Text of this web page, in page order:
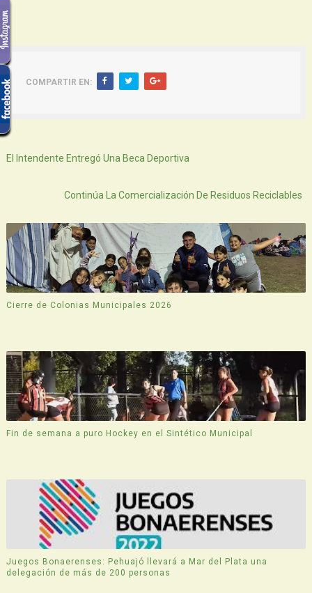
COMPARTIR EN:
Siguiente
El Intendente Entregó Una Beca Deportiva
Continúa La Comercialización De Residuos Reciclables
Cierre de Colonias Municipales 2026
Fin de semana a puro Hockey en el Sintético Municipal
Juegos Bonaerenses: Pehuajó llevará a Mar del Plata una
delegación de más de 200 personas